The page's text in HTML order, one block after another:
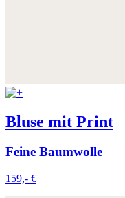
Bluse mit Print
Feine Baumwolle
159,- €